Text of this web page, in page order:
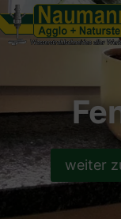
Zum
Inhalt
weiter